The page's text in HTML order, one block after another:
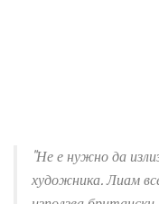
"Не е нужно да
художника. Лиам